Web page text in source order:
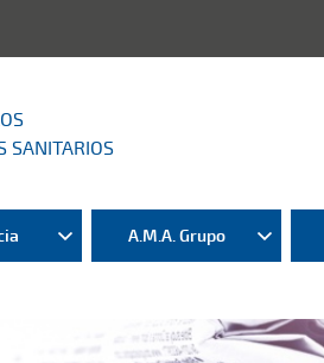
SANITARIOS
A.M.A. Grupo